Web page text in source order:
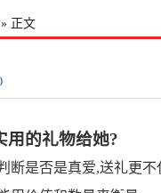
» 正文
用的礼物给她?
断是否是真爱,送礼更